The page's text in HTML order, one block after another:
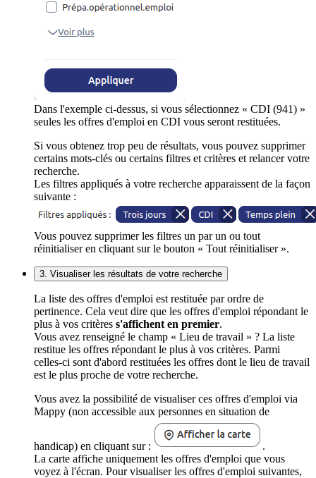
Dans l'exemple ci-dessus, si vous sélectionnez « CDI (941) »
seules les offres d'emploi en CDI vous seront restituées.
Si vous obtenez trop peu de résultats, vous pouvez supprimer
certains mots-clés ou certains filtres et critères et relancer votre
recherche.
Les filtres appliqués à votre recherche apparaissent de la façon
suivante :
Vous pouvez supprimer les filtres un par un ou tout
réinitialiser en cliquant sur le bouton « Tout réinitialiser ».
3. Visualiser les résultats de votre recherche
La liste des offres d'emploi est restituée par ordre de
pertinence. Cela veut dire que les offres d'emploi répondant le
plus à vos critères s'affichent en premier.
Vous avez renseigné le champ « Lieu de travail » ? La liste
restitue les offres répondant le plus à vos critères. Parmi
celles-ci sont d'abord restituées les offres dont le lieu de travail
est le plus proche de votre recherche.
Vous avez la possibilité de visualiser ces offres d'emploi via
Mappy (non accessible aux personnes en situation de
handicap) en cliquant sur :
.
La carte affiche uniquement les offres d'emploi que vous
voyez à l'écran. Pour visualiser les offres d'emploi suivantes,